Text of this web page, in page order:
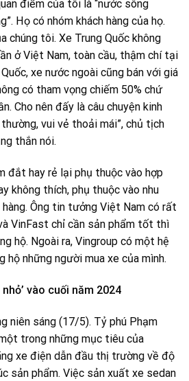
điểm của tôi là “nước sông
Họ có nhóm khách hàng của họ.
chúng tôi. Xe Trung Quốc không
ở Việt Nam, toàn cầu, thậm chí tại
xe nước ngoài cũng bán với giá
có tham vọng chiếm 50% chứ
Cho nên đấy là câu chuyện kinh
vui vẻ thoải mái”, chủ tịch
thắn nói.
đắt hay rẻ lại phụ thuộc vào hợp
không thích, phụ thuộc vào nhu
hàng. Ông tin tưởng Việt Nam có rất
VinFast chỉ cần sản phẩm tốt thì
hộ. Ngoài ra, Vingroup có một hệ
những người mua xe của mình.
vào cuối năm 2024
niên sáng (17/5). Tỷ phú Phạm
trong những mục tiêu của
xe điện dẫn đầu thị trường về độ
sản phẩm. Việc sản xuất xe sedan